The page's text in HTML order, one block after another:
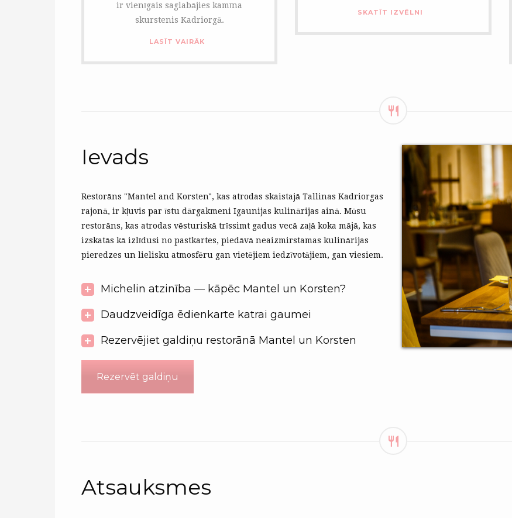
ir vienīgais saglabājies kamīna
skurstenis Kadriorgā.
LASĪT VAIRĀK
SKATĪT IZVĒLNI
Ievads
Restorāns "Mantel and Korsten", kas atrodas skaistajā Tallinas Kadriorgas
rajonā, ir kļuvis par īstu dārgakmeni Igaunijas kulinārijas ainā. Mūsu
restorāns, kas atrodas vēsturiskā trīssimt gadus vecā zaļā koka mājā, kas
izskatās kā izlīdusi no pastkartes, piedāvā neaizmirstamas kulinārijas
pieredzes un lielisku atmosfēru gan vietējiem iedzīvotājiem, gan viesiem.
Michelin atzinība — kāpēc Mantel un Korsten?
Daudzveidīga ēdienkarte katrai gaumei
Rezervējiet galdiņu restorānā Mantel un Korsten
Rezervēt galdiņu
Atsauksmes